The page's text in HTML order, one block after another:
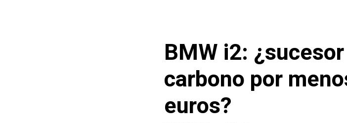
BMW i2:
carbono por
euros?